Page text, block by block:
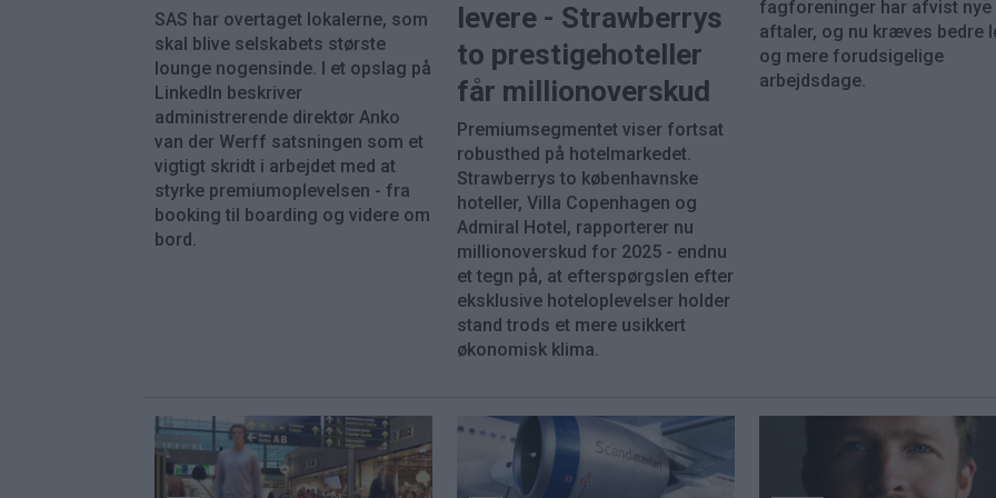
SAS har overtaget lokalerne, som
skal blive selskabets største
lounge nogensinde. I et opslag på
LinkedIn beskriver
administrerende direktør Anko
van der Werff satsningen som et
vigtigt skridt i arbejdet med at
styrke premiumoplevelsen - fra
booking til boarding og videre om
bord.
levere - Strawberrys
to prestigehoteller
får millionoverskud
Premiumsegmentet viser fortsat
robusthed på hotelmarkedet.
Strawberrys to københavnske
hoteller, Villa Copenhagen og
Admiral Hotel, rapporterer nu
millionoverskud for 2025 - endnu
et tegn på, at efterspørgslen efter
eksklusive hoteloplevelser holder
stand trods et mere usikkert
økonomisk klima.
fagforeninger har afvist nye
aftaler, og nu kræves bedre
og mere forudsigelige
arbejdsdage.